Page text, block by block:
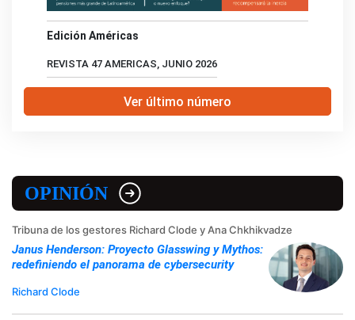
Edición Américas
REVISTA 47 AMERICAS, JUNIO 2026
Ver último número
OPINIÓN
Tribuna de los gestores Richard Clode y Ana Chkhikvadze
Janus Henderson: Proyecto Glasswing y Mythos:
redefiniendo el panorama de cybersecurity
Richard Clode